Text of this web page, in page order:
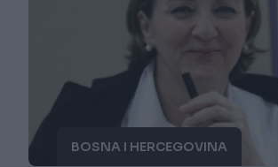
BOSNA I HERCEGOVINA